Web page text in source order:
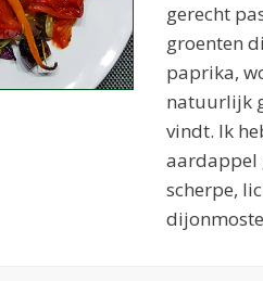
gerecht
groenten
paprika,
natuurlijk
vindt. Ik
aardappel
scherpe,